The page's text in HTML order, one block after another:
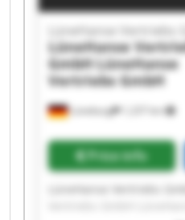
Lüneburg 1,237 km
LüneHanse Vertriebs
LüneHanse
GmbH LüneHanse
Vertriebs GmbH
Price info